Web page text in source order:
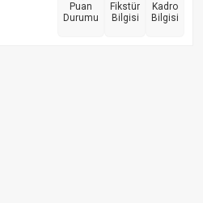
Puan
Durumu
Fikstür
Bilgisi
Kadro
Bilgisi